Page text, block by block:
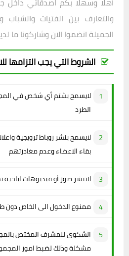
والتعارف بين الفتيات والشباب
الجميلة انضموا الان وشاركونا ما
الشروط التي يجب التزامها
لايسمح بشتم أي شخص في
الطرد
لايسمح بنشر روباط ترويجية
بقاء الاعضاء وعدم مغادرتهم
لاتنشر صور أو فيديوهات
ممنوع الدخول الى الخاص دون
الشكوى للمشرف المختص
مشكلة وذلك لضبط امور